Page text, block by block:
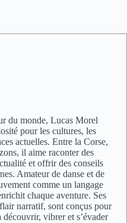
du monde, Lucas Morel
pour les cultures, les
actuelles. Entre la Corse,
il aime raconter des
et offrir des conseils
Amateur de danse et de
comme un langage
chaque aventure. Ses
narratif, sont conçus pour
vibrer et s’évader